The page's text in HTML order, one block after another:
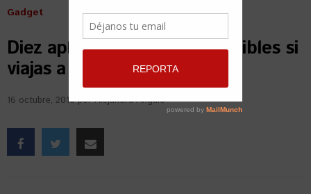
Gadget
Diez aplicaciones imprescindibles si
viajas a Cuba
16 octubre, 2018 porAlejandra Angulo